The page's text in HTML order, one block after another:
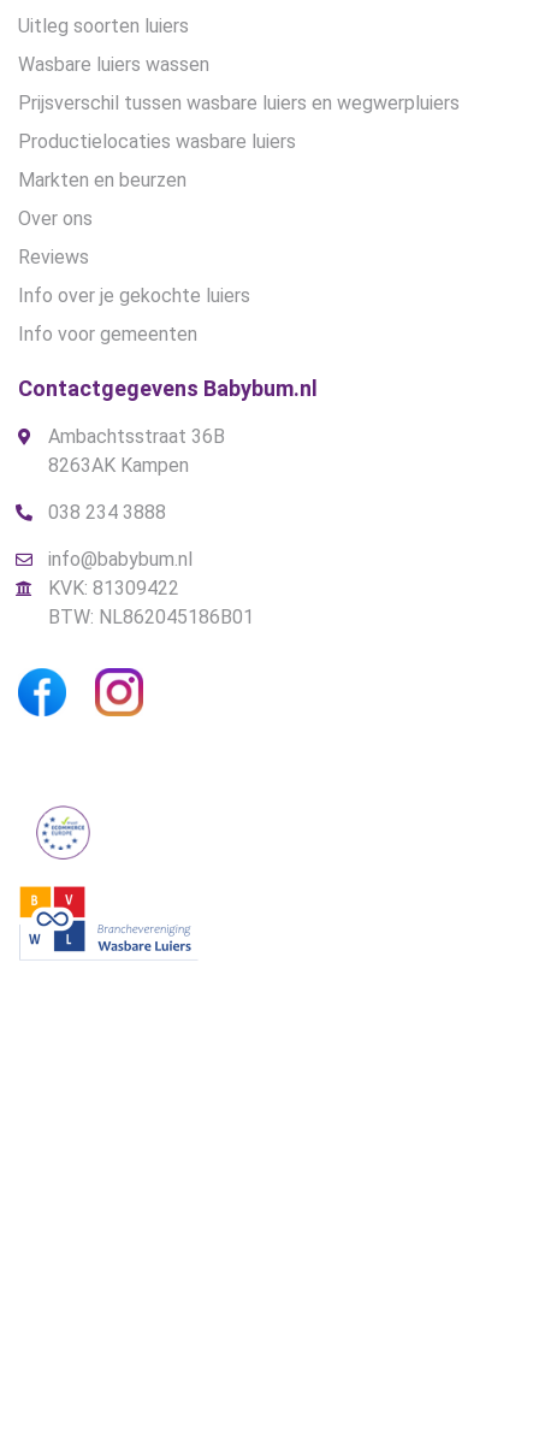
Uitleg soorten luiers
Wasbare luiers wassen
Prijsverschil tussen wasbare luiers en wegwerpluiers
Productielocaties wasbare luiers
Markten en beurzen
Over ons
Reviews
Info over je gekochte luiers
Info voor gemeenten
Contactgegevens Babybum.nl
Ambachtsstraat 36B
8263AK Kampen
038 234 3888
info@babybum.nl
KVK: 81309422
BTW: NL862045186B01